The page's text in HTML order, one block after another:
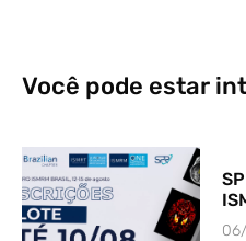
Você pode estar